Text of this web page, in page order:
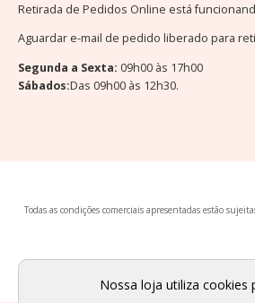
Retirada de Pedidos Online está
Aguardar e-mail de pedido liberado para
Segunda a Sexta: 09h00 às 17h00
Sábados:Das 09h00 às 12h30.
Todas as condições comerciais apresentadas estão
Nossa loja utiliza cookies